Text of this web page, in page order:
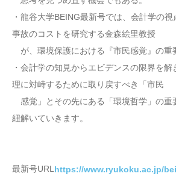
・龍谷大学BEING最新号では、会計学の
事故のコストを研究する金森絵里教授
が、環境保護における『市民感覚』の重
・会計学の知見からエビデンスの限界を
理に対峙するために取り戻すべき「市民
感覚」とその先にある「環境哲学」の重
紐解いていきます。
最新号URL https://www.ryukoku.ac.jp/